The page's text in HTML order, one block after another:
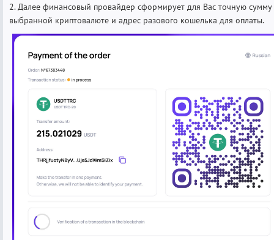
2. Далее финансовый провайдер сформирует для Вас точную сумму
выбранной криптовалюте и адрес разового кошелька для оплаты.